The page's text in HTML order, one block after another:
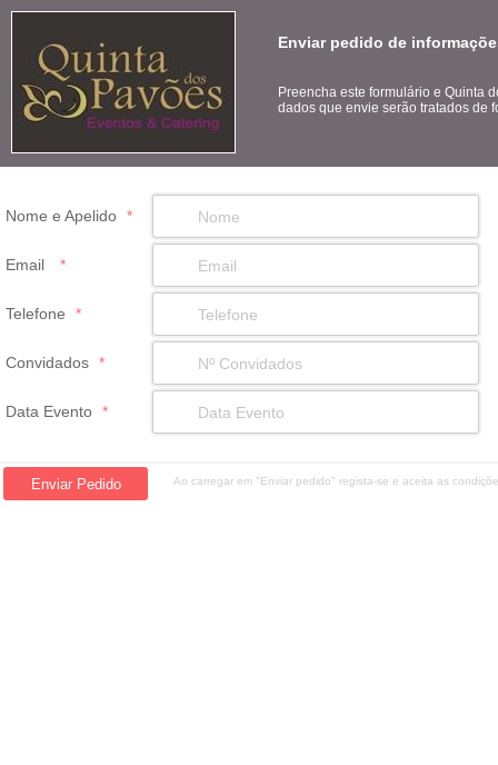
Enviar pedido de
Preencha este formulário e Quinta
dados que envie serão tratados de
Nome e Apelido *
Email *
Telefone *
Convidados *
Data Evento *
Ao carregar em "Enviar pedido" regista-se e aceita as